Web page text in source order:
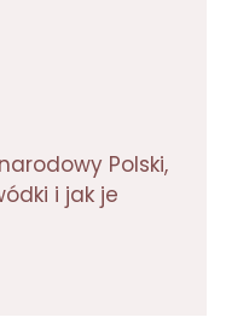
Polski,
i jak je